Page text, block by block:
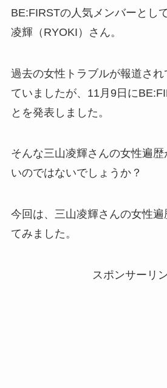
BE:FIRSTの人気メンバーとし
凌輝（RYOKI）さん。
過去の女性トラブルが報道され
ていましたが、11月9日に
とを発表しました。
そんな三山凌輝さんの女性遍
いのではないでしょうか？
今回は、三山凌輝さんの女性遍
てみました。
スポンサーリ